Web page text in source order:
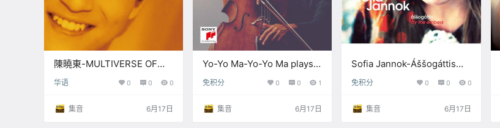
陳曉東-MULTIVERSE OF
POLYGRAM 55TH
ANNIVERSARY – 陳曉東
(2026)【Q】【96kHz /
24bit】
华语 0 0 0
集音 6月17日
Yo-Yo Ma-Yo-Yo Ma plays
Bach (2001) (FLAC 【Q】
【44.1kHz / 16bit】
免积分 0 0 1
集音 6月17日
Sofia Jannok-Áššogáttis∶
By the Embers (2009)
【Q】【44.1kHz / 16bit】
免积分 0 0 0
集音 6月17日